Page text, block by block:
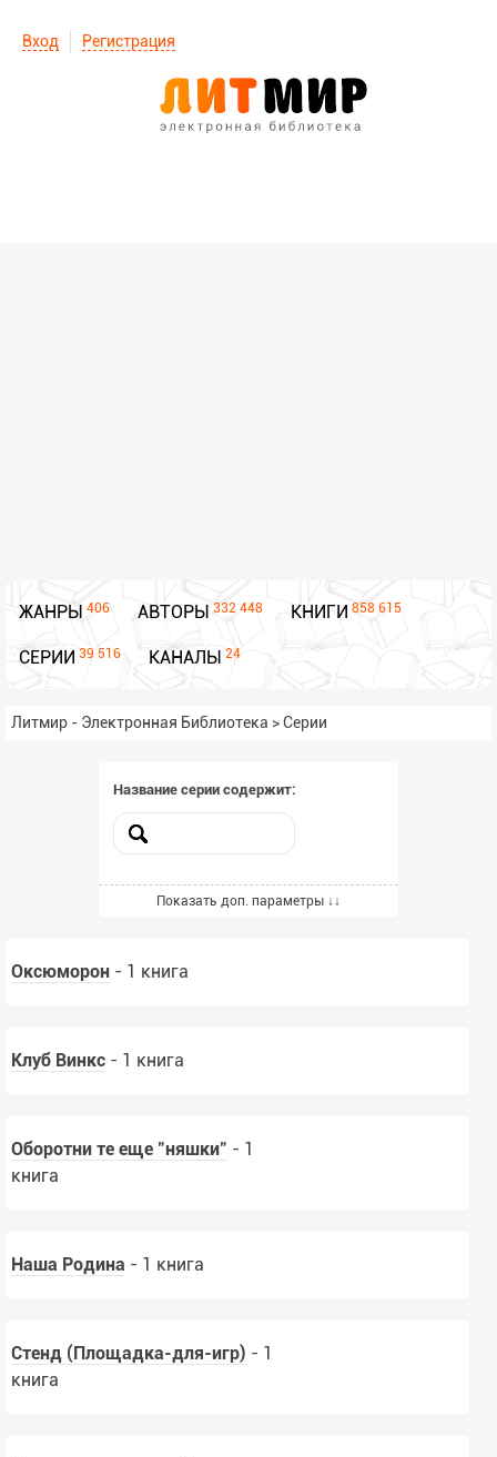
Вход Регистрация
ЖАНРЫ 406 АВТОРЫ 332 448 КНИГИ 858 615
СЕРИИ 39 516 КАНАЛЫ 24
Литмир - Электронная Библиотека >Серии
Название серии содержит:
Сортировать по:
Показать доп. параметры ↓↓
Оксюморон - 1 книга
Клуб Винкс - 1 книга
Оборотни те еще "няшки" - 1
книга
Наша Родина - 1 книга
Стенд (Площадка-для-игр) - 1
книга